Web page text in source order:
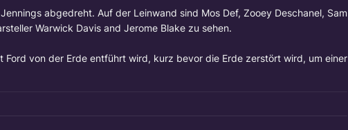
abgedreht. Auf der Leinwand sind Mos Def, Zooey Deschanel, Sam
Warwick Davis and Jerome Blake zu sehen.
von der Erde entführt wird, kurz bevor die Erde zerstört wird, um einer